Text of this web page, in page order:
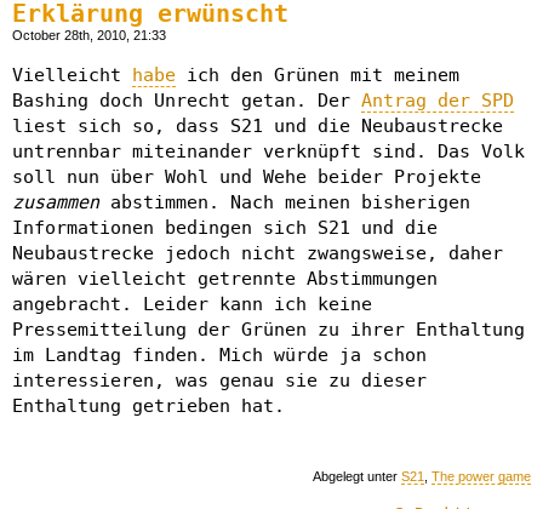
Erklärung erwünscht
October 28th, 2010, 21:33
Vielleicht habe ich den Grünen mit meinem
Bashing doch Unrecht getan. Der Antrag der SPD
liest sich so, dass S21 und die Neubaustrecke
untrennbar miteinander verknüpft sind. Das Volk
soll nun über Wohl und Wehe beider Projekte
zusammen abstimmen. Nach meinen bisherigen
Informationen bedingen sich S21 und die
Neubaustrecke jedoch nicht zwangsweise, daher
wären vielleicht getrennte Abstimmungen
angebracht. Leider kann ich keine
Pressemitteilung der Grünen zu ihrer Enthaltung
im Landtag finden. Mich würde ja schon
interessieren, was genau sie zu dieser
Enthaltung getrieben hat.
Abgelegt unter S21 The power game